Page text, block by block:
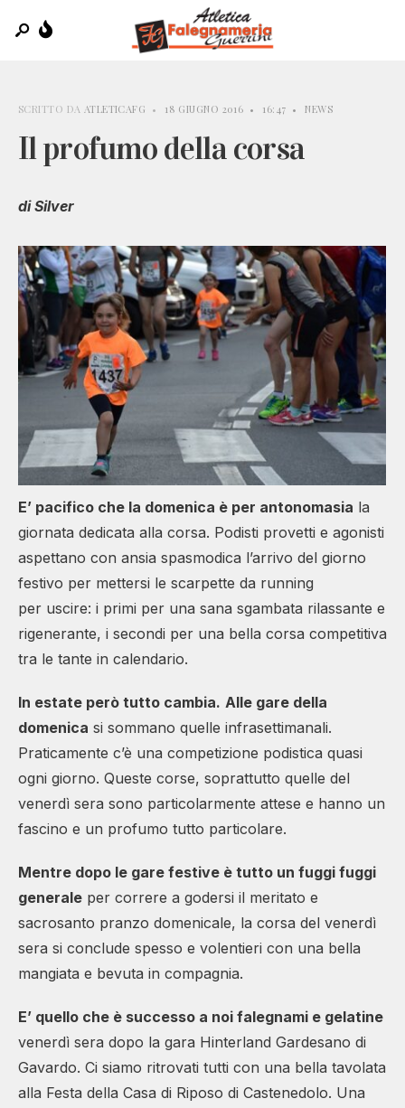
SCRITTO DA ATLETICAFG • 18 GIUGNO 2016 • 16:47 • NEWS
Il profumo della corsa
di Silver
E’ pacifico che la domenica è per antonomasia la
giornata dedicata alla corsa. Podisti provetti e agonisti
aspettano con ansia spasmodica l’arrivo del giorno
festivo per mettersi le scarpette da running
per uscire: i primi per una sana sgambata rilassante e
rigenerante, i secondi per una bella corsa competitiva
tra le tante in calendario.
In estate però tutto cambia. Alle gare della
domenica si sommano quelle infrasettimanali.
Praticamente c’è una competizione podistica quasi
ogni giorno. Queste corse, soprattutto quelle del
venerdì sera sono particolarmente attese e hanno un
fascino e un profumo tutto particolare.
Mentre dopo le gare festive è tutto un fuggi fuggi
generale per correre a godersi il meritato e
sacrosanto pranzo domenicale, la corsa del venerdì
sera si conclude spesso e volentieri con una bella
mangiata e bevuta in compagnia.
E’ quello che è successo a noi falegnami e gelatine
venerdì sera dopo la gara Hinterland Gardesano di
Gavardo. Ci siamo ritrovati tutti con una bella tavolata
alla Festa della Casa di Riposo di Castenedolo. Una